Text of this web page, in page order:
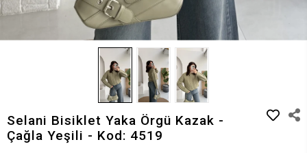
Selani Bisiklet Yaka Örgü Kazak -
Çağla Yeşili - Kod: 4519